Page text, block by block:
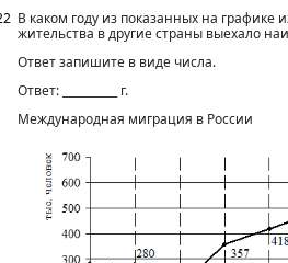
В каком году из показанных на графике
жительства в другие страны выехало
Ответ запишите в виде числа.
Ответ: __________ г.
Международная миграция в России